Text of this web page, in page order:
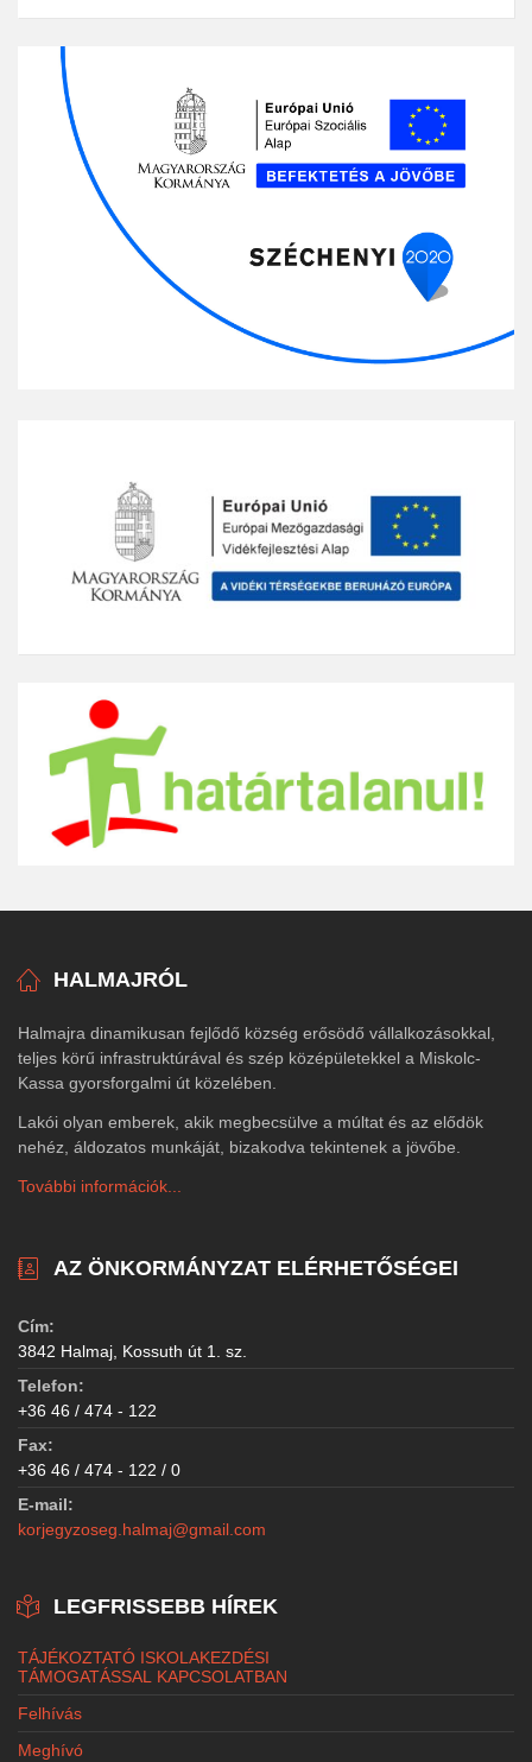
HALMAJRÓL
Halmajra dinamikusan fejlődő község erősödő vállalkozásokkal,
teljes körű infrastruktúrával és szép középületekkel a Miskolc-
Kassa gyorsforgalmi út közelében.
Lakói olyan emberek, akik megbecsülve a múltat és az elődök
nehéz, áldozatos munkáját, bizakodva tekintenek a jövőbe.
További információk...
AZ ÖNKORMÁNYZAT ELÉRHETŐSÉGEI
Cím:
3842 Halmaj, Kossuth út 1. sz.
Telefon:
+36 46 / 474 - 122
Fax:
+36 46 / 474 - 122 / 0
E-mail:
korjegyzoseg.halmaj@gmail.com
LEGFRISSEBB HÍREK
TÁJÉKOZTATÓ ISKOLAKEZDÉSI
TÁMOGATÁSSAL KAPCSOLATBAN
Felhívás
Meghívó